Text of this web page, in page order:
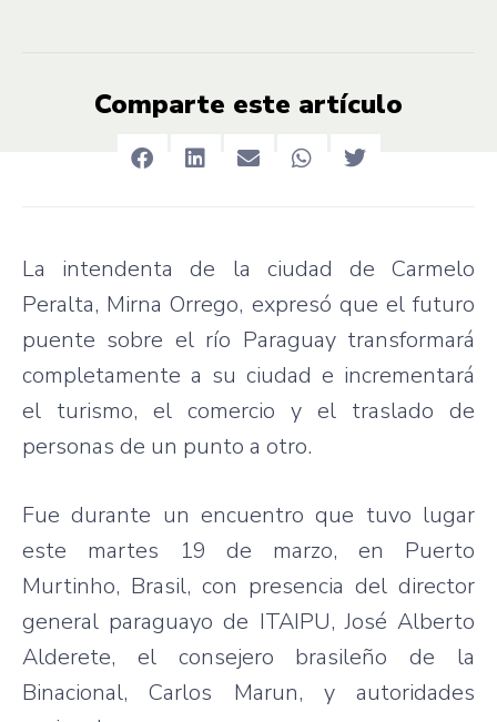
Comparte este artículo
La intendenta de la ciudad de Carmelo
Peralta, Mirna Orrego, expresó que el futuro
puente sobre el río Paraguay transformará
completamente a su ciudad e incrementará
el turismo, el comercio y el traslado de
personas de un punto a otro.
Fue durante un encuentro que tuvo lugar
este martes 19 de marzo, en Puerto
Murtinho, Brasil, con presencia del director
general paraguayo de ITAIPU, José Alberto
Alderete, el consejero brasileño de la
Binacional, Carlos Marun, y autoridades